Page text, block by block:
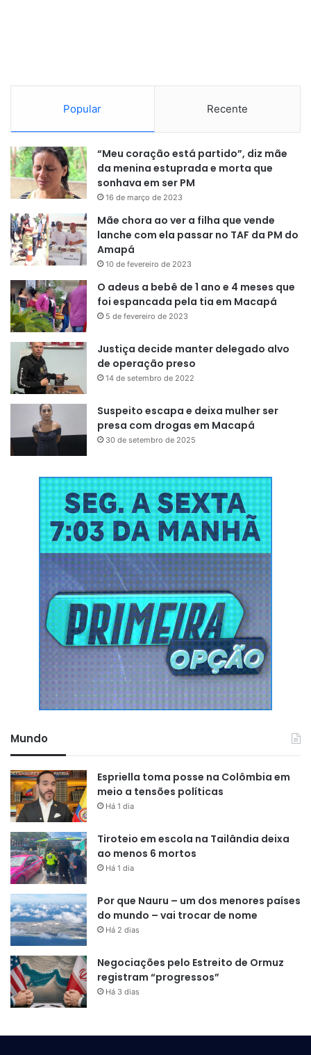
Popular Recente
“Meu coração está partido”, diz mãe
da menina estuprada e morta que
sonhava em ser PM
16 de março de 2023
Mãe chora ao ver a filha que vende
lanche com ela passar no TAF da PM do
Amapá
10 de fevereiro de 2023
O adeus a bebê de 1 ano e 4 meses que
foi espancada pela tia em Macapá
5 de fevereiro de 2023
Justiça decide manter delegado alvo
de operação preso
14 de setembro de 2022
Suspeito escapa e deixa mulher ser
presa com drogas em Macapá
30 de setembro de 2025
Mundo
Espriella toma posse na Colômbia em
meio a tensões políticas
Há 1 dia
Tiroteio em escola na Tailândia deixa
ao menos 6 mortos
Há 1 dia
Por que Nauru – um dos menores países
do mundo – vai trocar de nome
Há 2 dias
Negociações pelo Estreito de Ormuz
registram “progressos”
Há 3 dias